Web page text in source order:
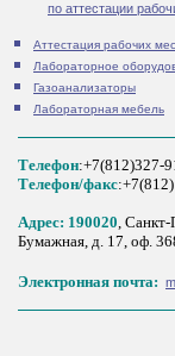
по аттестации
Аттестация рабочих
Лабораторное
Газоанализаторы
Лабораторная мебель
Телефон:+7(812)327-
Tелефон/факс
Адрес: 190020, Санкт-
Бумажная, д. 17, оф.
Электронная почта: